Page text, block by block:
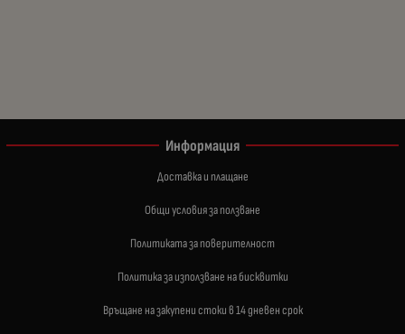
Информация
Доставка и плащане
Общи условия за ползване
Политиката за поверителност
Политика за използване на бисквитки
Връщане на закупени стоки в 14 дневен срок